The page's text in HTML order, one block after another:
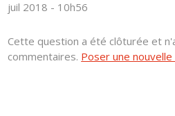
juil 2018 - 10h56
Cette question a été clôturée et
commentaires. Poser une